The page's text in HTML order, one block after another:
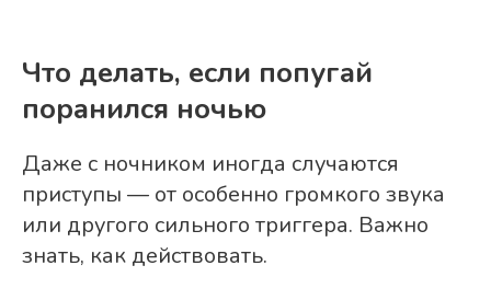
Что делать, если попугай
поранился ночью
Даже с ночником иногда случаются
приступы — от особенно громкого звука
или другого сильного триггера. Важно
знать, как действовать.